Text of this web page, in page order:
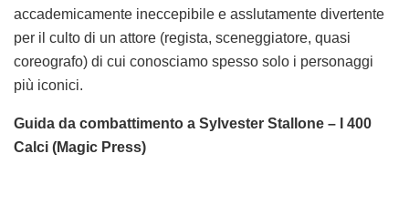
accademicamente ineccepibile e asslutamente divertente
per il culto di un attore (regista, sceneggiatore, quasi
coreografo) di cui conosciamo spesso solo i personaggi
più iconici.
Guida da combattimento a Sylvester Stallone – I 400
Calci (Magic Press)